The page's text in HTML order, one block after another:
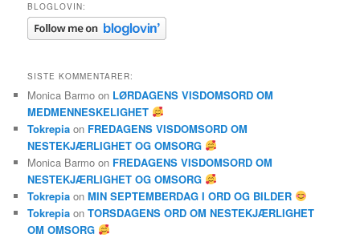
BLOGLOVIN:
SISTE KOMMENTARER:
Monica Barmo on LØRDAGENS VISDOMSORD OM
MEDMENNESKELIGHET
Tokrepia on FREDAGENS VISDOMSORD OM
NESTEKJÆRLIGHET OG OMSORG
Monica Barmo on FREDAGENS VISDOMSORD OM
NESTEKJÆRLIGHET OG OMSORG
Tokrepia onMIN SEPTEMBERDAG I ORD OG BILDER
Tokrepia onTORSDAGENS ORD OM NESTEKJÆRLIGHET
OM OMSORG